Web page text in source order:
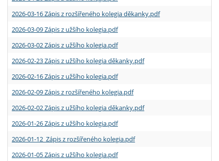
2026-03-16 Zápis z rozšířeného kolegia děkanky.pdf
2026-03-09 Zápis z užšího kolegia.pdf
2026-03-02 Zápis z užšího kolegia.pdf
2026-02-23 Zápis z užšího kolegia děkanky.pdf
2026-02-16 Zápis z užšího kolegia.pdf
2026-02-09 Zápis z rozšířeného kolegia.pdf
2026-02-02 Zápis z užšího kolegia děkanky.pdf
2026-01-26 Zápis z užšího kolegia.pdf
2026-01-12 Zápis z rozšířeného kolegia.pdf
2026-01-05 Zápis z užšího kolegia.pdf